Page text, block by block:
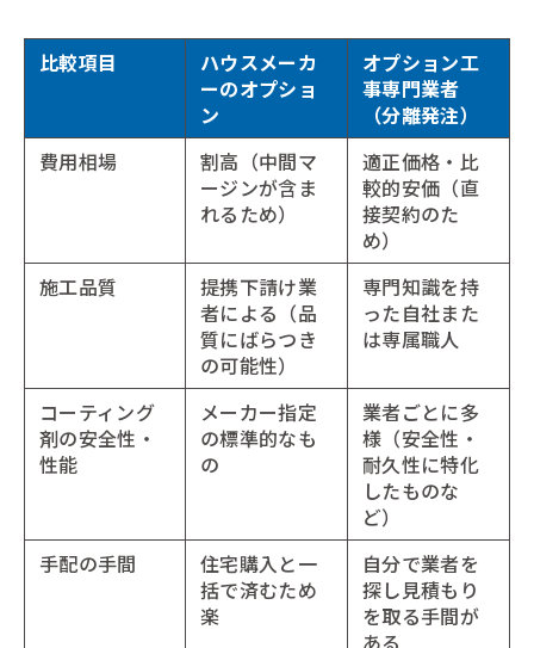
比較項目
ハウスメーカ
ーのオプショ
ン
オプション工
事専門業者
（分離発注）
費用相場
割高（中間マ
ージンが含ま
れるため）
適正価格・比
較的安価（直
接契約のた
め）
施工品質
提携下請け業
者による（品
質にばらつき
の可能性）
専門知識を持
った自社また
は専属職人
コーティング
剤の安全性・
性能
メーカー指定
の標準的なも
の
業者ごとに多
様（安全性・
耐久性に特化
したものな
ど）
手配の手間
住宅購入と一
括で済むため
楽
自分で業者を
探し見積もり
を取る手間が
ある